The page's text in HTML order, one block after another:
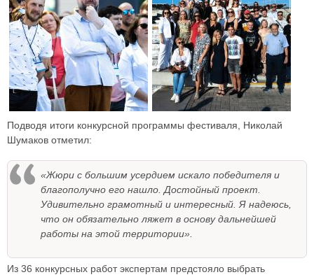
Подводя итоги конкурсной программы фестиваля, Николай
Шумаков отметил:
«Жюри с большим усердием искало победителя и
благополучно его нашло. Достойный проект.
Удивительно грамотный и интересный. Я надеюсь,
что он обязательно ляжет в основу дальнейшей
работы на этой территории».
Из 36 конкурсных работ экспертам предстояло выбрать